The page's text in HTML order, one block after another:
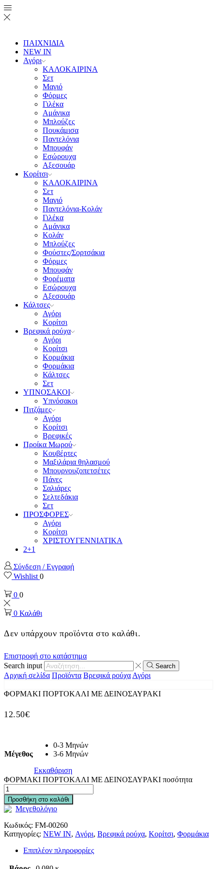
ΠΑΙΧΝΙΔΙΑ
NEW IN
Αγόρι
ΚΑΛΟΚΑΙΡΙΝΑ
Σετ
Μαγιό
Φόρμες
Γιλέκα
Αμάνικα
Μπλούζες
Πουκάμισα
Παντελόνια
Μπουφάν
Εσώρουχα
Αξεσουάρ
Κορίτσι
ΚΑΛΟΚΑΙΡΙΝΑ
Σετ
Μαγιό
Παντελόνια-Κολάν
Γιλέκα
Αμάνικα
Κολάν
Μπλούζες
Φούστες/Σορτσάκια
Φόρμες
Μπουφάν
Φορέματα
Εσώρουχα
Αξεσουάρ
Κάλτσες
Αγόρι
Κορίτσι
Βρεφικά ρούχα
Αγόρι
Κορίτσι
Κορμάκια
Φορμάκια
Κάλτσες
Σετ
ΥΠΝΟΣΑΚΟΙ
Υπνόσακοι
Πιτζάμες
Αγόρι
Κορίτσι
Βρεφικές
Προίκα Μωρού
Κουβέρτες
Μαξιλάρια θηλασμού
Μπουρνουζοπετσέτες
Πάνες
Σαλιάρες
Σελτεδάκια
Σετ
ΠΡΟΣΦΟΡΕΣ
Αγόρι
Κορίτσι
ΧΡΙΣΤΟΥΓΕΝΝΙΑΤΙΚΑ
2+1
Σύνδεση / Εγγραφή
Wishlist 0
0 0
0 Καλάθι
Δεν υπάρχουν προϊόντα στο καλάθι.
Επιστροφή στο κατάστημα
Search input
Search
Αρχική σελίδα Προϊόντα Βρεφικά ρούχαΑγόρι
ΦΟΡΜΑΚΙ ΠΟΡΤΟΚΑΛΙ ΜΕ ΔΕΙΝΟΣΑΥΡΑΚΙ
12.50€
Μέγεθος
0-3 Μηνών
3-6 Μηνών
Εκκαθάριση
ΦΟΡΜΑΚΙ ΠΟΡΤΟΚΑΛΙ ΜΕ ΔΕΙΝΟΣΑΥΡΑΚΙ ποσότητα
Προσθήκη στο καλάθι
Μεγεθολόγιο
Κωδικός: FM-00260
Κατηγορίες: NEW IN, Αγόρι, Βρεφικά ρούχα, Κορίτσι, Φορμάκια
Επιπλέον πληροφορίες